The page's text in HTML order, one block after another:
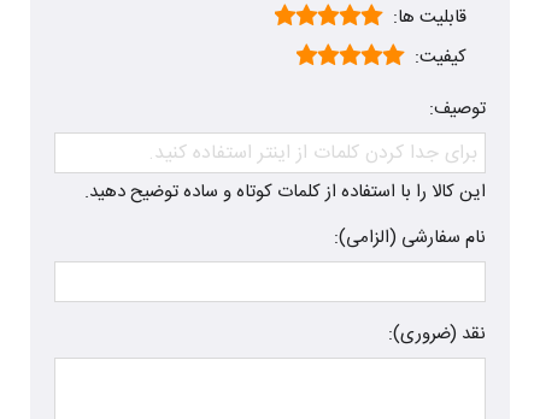
قابلیت ها:
کیفیت:
توصیف:
این کالا را با استفاده از کلمات کوتاه و ساده توضیح دهید.
نام سفارشی (الزامی):
نقد (ضروری):